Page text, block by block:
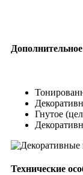
Гнутое
Технические